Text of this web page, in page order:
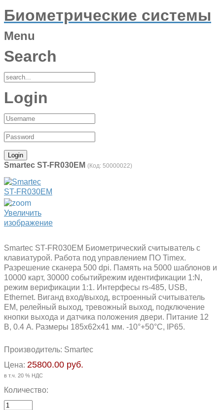
Биометрические системы
Menu
Search
Login
Smartec ST-FR030EM (Код: 50000022)
Увеличить
изображение
Smartec ST-FR030EM Биометрический считыватель с
клавиатурой. Работа под управлением ПО Timex.
Разрешение сканера 500 dpi. Память на 5000 шаблонов и
10000 карт, 30000 событийрежим идентификации 1:N,
режим верификации 1:1. Интерфесы rs-485, USB,
Ethernet. Виганд вход/выход, встроенный считыватель
EM, релейный выход, тревожный выход, подключение
кнопки выхода и датчика положения двери. Питание 12
В, 0.4 А. Размеры 185х62х41 мм. -10°+50°С, IP65.
Производитель: Smartec
Цена: 25800.00 руб.
в т.ч. 20 % НДС
Количество: